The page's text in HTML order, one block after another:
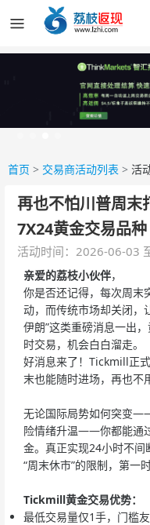
首页 > 交易商活动列表 > 活
再也不怕川普周
7X24黄金交易品种
活动时间：2026-06-03
亲爱的荔枝小伙伴，
你是否还记得，每次周末
动，而传统市场却关闭，
伊朗”这类重磅消息一出
时交易，机会白白溜走。
好消息来了！Tickmill正
末也能随时进场，再也不
无论国际局势如何突变
险情绪升温——你都能通
金。真正实现24小时不
“周末休市”的限制，第一
Tickmill黄金交易优势：
最低交易量仅1手，门槛